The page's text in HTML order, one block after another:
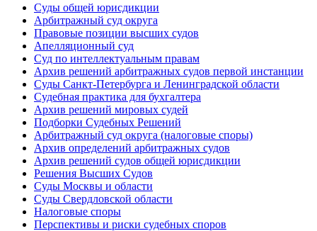
Суды общей юрисдикции
Арбитражный суд округа
Правовые позиции высших судов
Апелляционный суд
Суд по интеллектуальным правам
Архив решений арбитражных судов первой инстанции
Суды Санкт-Петербурга и Ленинградской области
Судебная практика для бухгалтера
Архив решений мировых судей
Подборки Судебных Решений
Арбитражный суд округа (налоговые споры)
Архив определений арбитражных судов
Архив решений судов общей юрисдикции
Решения Высших Судов
Суды Москвы и области
Суды Свердловской области
Налоговые споры
Перспективы и риски судебных споров